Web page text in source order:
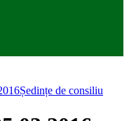
Ședințe de consiliu